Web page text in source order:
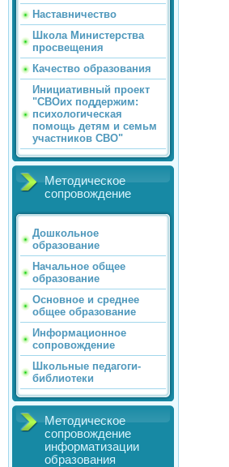
Наставничество
Школа Министерства
просвещения
Качество образования
Инициативный проект
"СВОих поддержим:
психологическая
помощь детям и семьм
участников СВО"
Методическое
сопровождение
Дошкольное
образование
Начальное общее
образование
Основное и среднее
общее образование
Информационное
сопровождение
Школьные педагоги-
библиотеки
Методическое
сопровождение
информатизации
образования